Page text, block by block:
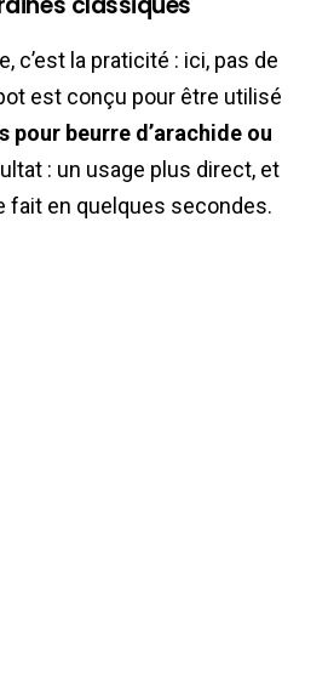
c’est la praticité : ici, pas de
est conçu pour être utilisé
pour beurre d’arachide ou
: un usage plus direct, et
fait en quelques secondes.